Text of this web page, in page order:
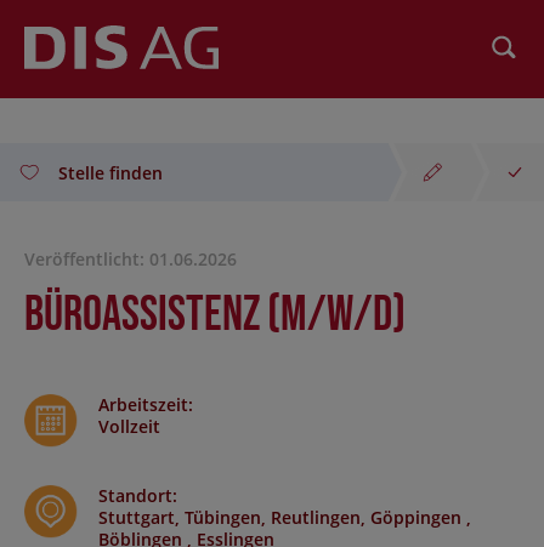
Stelle finden
Veröffentlicht: 01.06.2026
Büroassistenz (m/w/d)
Arbeitszeit:
Vollzeit
Standort:
Stuttgart, Tübingen, Reutlingen, Göppingen ,
Böblingen , Esslingen